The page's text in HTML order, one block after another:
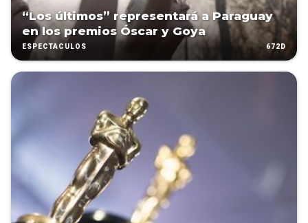
“Los últimos” representará a Paraguay
en los premios Óscar y Goya
ESPECTÁCULOS 672D